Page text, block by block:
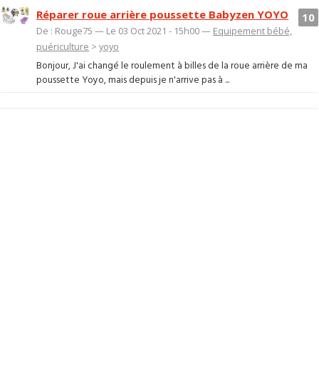
10
Réparer roue arrière poussette Babyzen YOYO
De : Rouge75 — Le 03 Oct 2021 - 15h00 — Equipement bébé,
puériculture >yoyo
Bonjour, J'ai changé le roulement à billes de la roue arrière de ma
poussette Yoyo, mais depuis je n'arrive pas à ...